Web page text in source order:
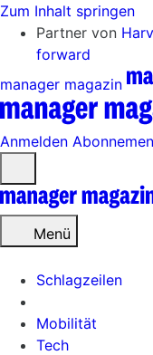
Zum Inhalt springen
Partner von
forward
manager magazin
Anmelden
öffnen
Menü
Schlagzeilen
Mobilität
Tech